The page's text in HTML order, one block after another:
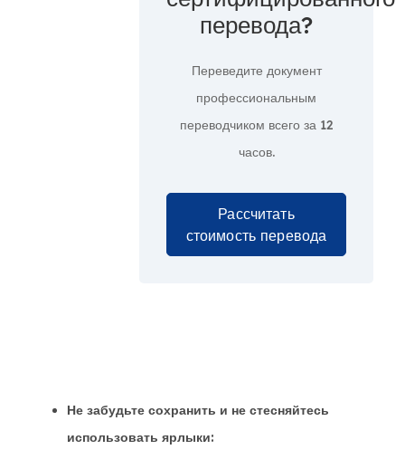
перевода?
Переведите документ
профессиональным
переводчиком всего за 12
часов.
Рассчитать
стоимость перевода
Не забудьте сохранить и не стесняйтесь
использовать ярлыки: